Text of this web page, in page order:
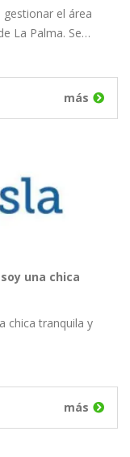
gestionar el área
La Palma. Se…
más
una chica
chica tranquila y
más